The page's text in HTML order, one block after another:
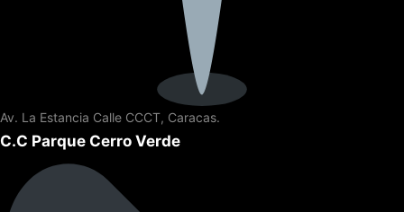
Av. La Estancia Calle CCCT, Caracas.
C.C Parque Cerro Verde